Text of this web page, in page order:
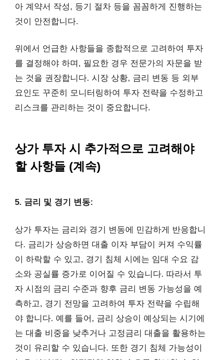
아 계약서 작성, 등기 절차 등을 꼼꼼하게 진행하는
것이 안전합니다.
위에서 언급한 사항들을 종합적으로 고려하여 투자
를 결정해야 하며, 필요한 경우 전문가의 자문을 받
는 것을 권장합니다. 시장 상황, 금리 변동 등 외부
요인도 꾸준히 모니터링하여 투자 전략을 수정하고
리스크를 관리하는 것이 중요합니다.
상가 투자 시 추가적으로 고려해야
할 사항들 (계속)
5. 금리 및 경기 변동:
상가 투자는 금리와 경기 변동에 민감하게 반응합니
다. 금리가 상승하면 대출 이자 부담이 커져 수익률
이 하락할 수 있고, 경기 침체 시에는 임대 수요 감
소와 공실률 증가로 이어질 수 있습니다. 따라서 투
자 시점의 금리 수준과 향후 금리 변동 가능성을 예
측하고, 경기 전망을 고려하여 투자 전략을 수립해
야 합니다. 예를 들어, 금리 상승이 예상되는 시기에
는 대출 비중을 낮추거나 고정금리 대출을 활용하는
것이 유리할 수 있습니다. 또한 경기 침체 가능성이